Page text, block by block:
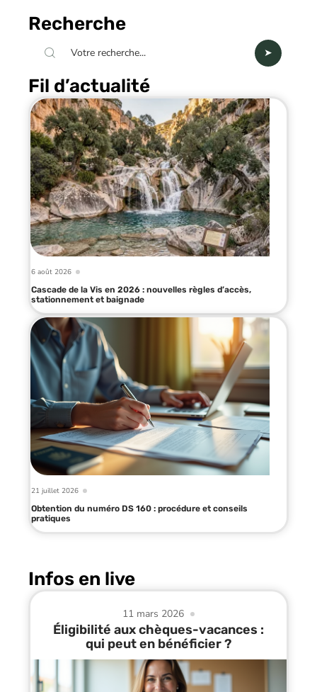
Recherche
Fil d’actualité
6 août 2026
Cascade de la Vis en 2026 : nouvelles règles d’accès,
stationnement et baignade
21 juillet 2026
Obtention du numéro DS 160 : procédure et conseils
pratiques
Infos en live
11 mars 2026
Éligibilité aux chèques-vacances :
qui peut en bénéficier ?